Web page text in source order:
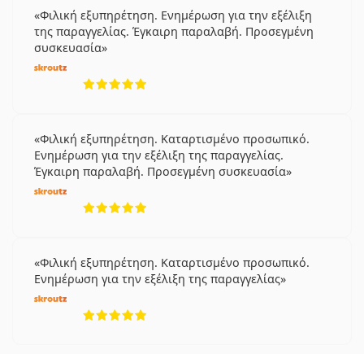
Φιλική εξυπηρέτηση. Ενημέρωση για την εξέλιξη
της παραγγελίας. Έγκαιρη παραλαβή. Προσεγμένη
συσκευασία
Φιλική εξυπηρέτηση. Καταρτισμένο προσωπικό.
Ενημέρωση για την εξέλιξη της παραγγελίας.
Έγκαιρη παραλαβή. Προσεγμένη συσκευασία
Φιλική εξυπηρέτηση. Καταρτισμένο προσωπικό.
Ενημέρωση για την εξέλιξη της παραγγελίας